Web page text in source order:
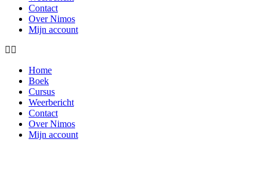
Contact
Over Nimos
Mijn account
Home
Boek
Cursus
Weerbericht
Contact
Over Nimos
Mijn account